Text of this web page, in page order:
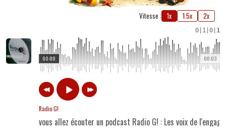
Vitesse : 1x 1.5x 2x
0 1 0 1
00:03
00:00
Radio G!
vous allez écouter un podcast Radio G! : Les voix de